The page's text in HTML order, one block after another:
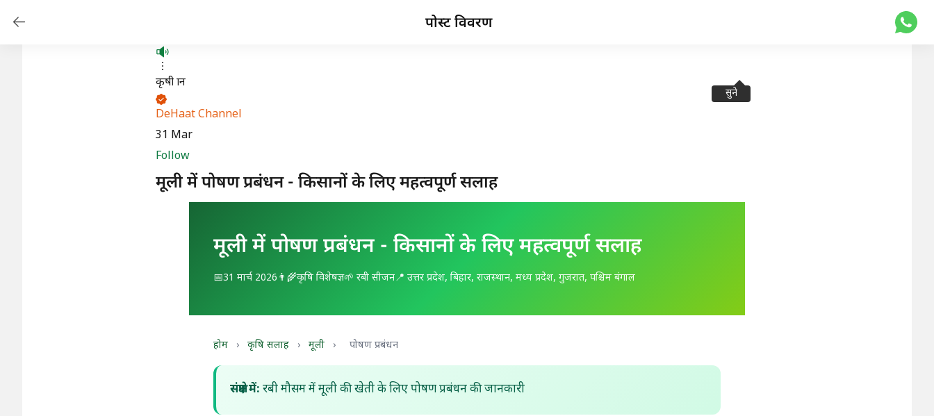
पोस्ट विवरण
सुने
कृषी ज्ञान
DeHaat Channel
31 Mar
Follow
मूली में पोषण प्रबंधन - किसानों के लिए महत्वपूर्ण सलाह
मूली में पोषण प्रबंधन - किसानों के लिए महत्वपूर्ण सलाह
📅31 मार्च 2026 👨‍🌾कृषि विशेषज्ञ🌱 रबी सीजन📍 उत्तर प्रदेश, बिहार, राजस्थान, मध्य प्रदेश, गुजरात, पश्चिम बंगाल
होम › कृषि सलाह › मूली › पोषण प्रबंधन
संक्षेप में: रबी मौसम में मूली की खेती के लिए पोषण प्रबंधन की जानकारी